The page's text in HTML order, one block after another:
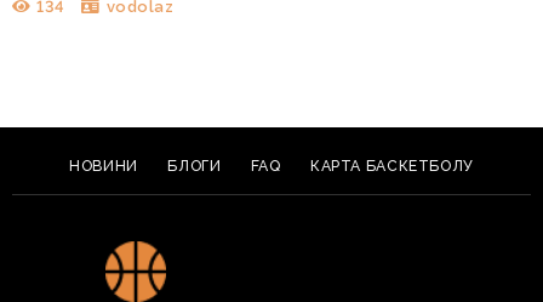
НОВИНИ БЛОГИ FAQ КАРТА БАСКЕТБОЛУ